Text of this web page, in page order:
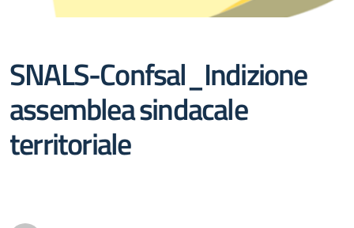
SNALS-Confsal_Indizione
assemblea sindacale
territoriale